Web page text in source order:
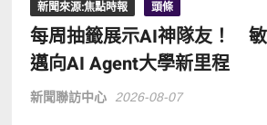
新聞來源:焦點時報 頭條
每周抽籤展示AI神隊友！
邁向AI Agent大學新里程
新聞聯訪中心 2026-08-07